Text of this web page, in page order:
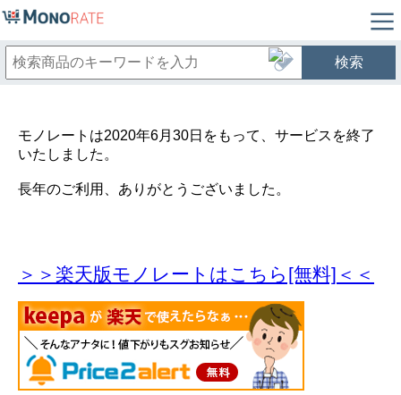
検索
モノレートは2020年6月30日をもって、サービスを終了
いたしました。
長年のご利用、ありがとうございました。
＞＞楽天版モノレートはこちら[無料]＜＜